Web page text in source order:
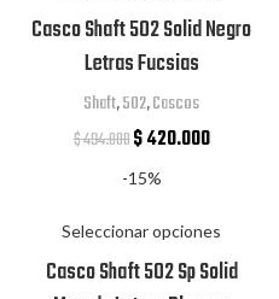
Casco Shaft 502 Solid Negro
Letras Fucsias
Shaft,502,Cascos
$494.000$420.000
-15%
Seleccionar opciones
Casco Shaft 502 Sp Solid